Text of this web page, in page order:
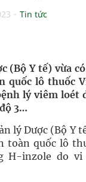
Tin tức
(Bộ Y tế) vừa
quốc lô thuốc
lý viêm loét
3…
lý Dược (Bộ Y
toàn quốc lô
H-inzole do vi